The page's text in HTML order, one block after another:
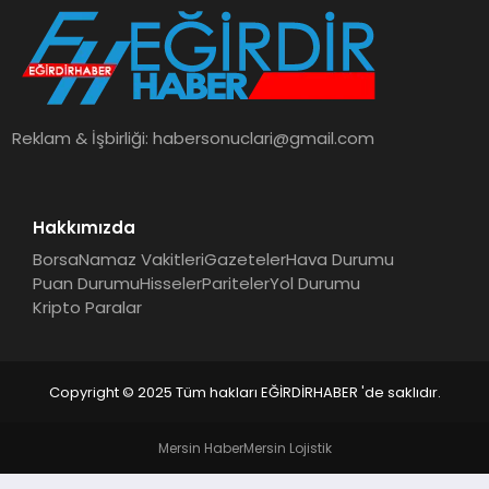
SPOR
TEKNOLOJI
Reklam & İşbirliği:habersonuclari@gmail.com
Hakkımızda
BorsaNamaz VakitleriGazetelerHava Durumu
Puan DurumuHisselerParitelerYol Durumu
Kripto Paralar
Copyright © 2025 Tüm hakları EĞİRDİRHABER 'de saklıdır.
Mersin HaberMersin Lojistik